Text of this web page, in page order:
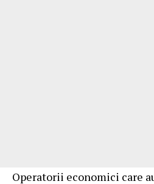
Operatorii economici care